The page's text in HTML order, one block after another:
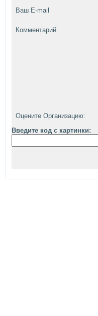
Ваш E-mail
Комментарий
Оцените Организацию:
Введите код с картинки: